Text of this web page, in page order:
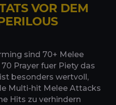
VOR DEM
sind 70+ Melee
Prayer fuer Piety das
besonders wertvoll,
Multi-hit Melee Attacks
Hits zu verhindern